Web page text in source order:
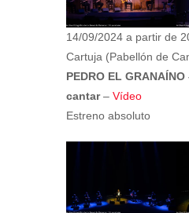
14/09/2024 a partir de
Cartuja (Pabellón de
PEDRO EL
cantar– Vídeo
Estreno absoluto